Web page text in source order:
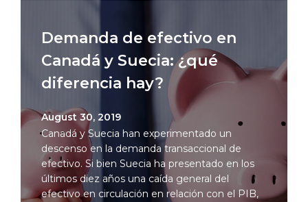
Demanda de efectivo en
Canadá y Suecia: ¿qué
diferencia hay?
August 30, 2019
Canadá y Suecia han experimentado un
descenso en la demanda transaccional de
efectivo. Si bien Suecia ha presentado en los
últimos diez años una caída general del
efectivo en circulación en relación con el PIB,